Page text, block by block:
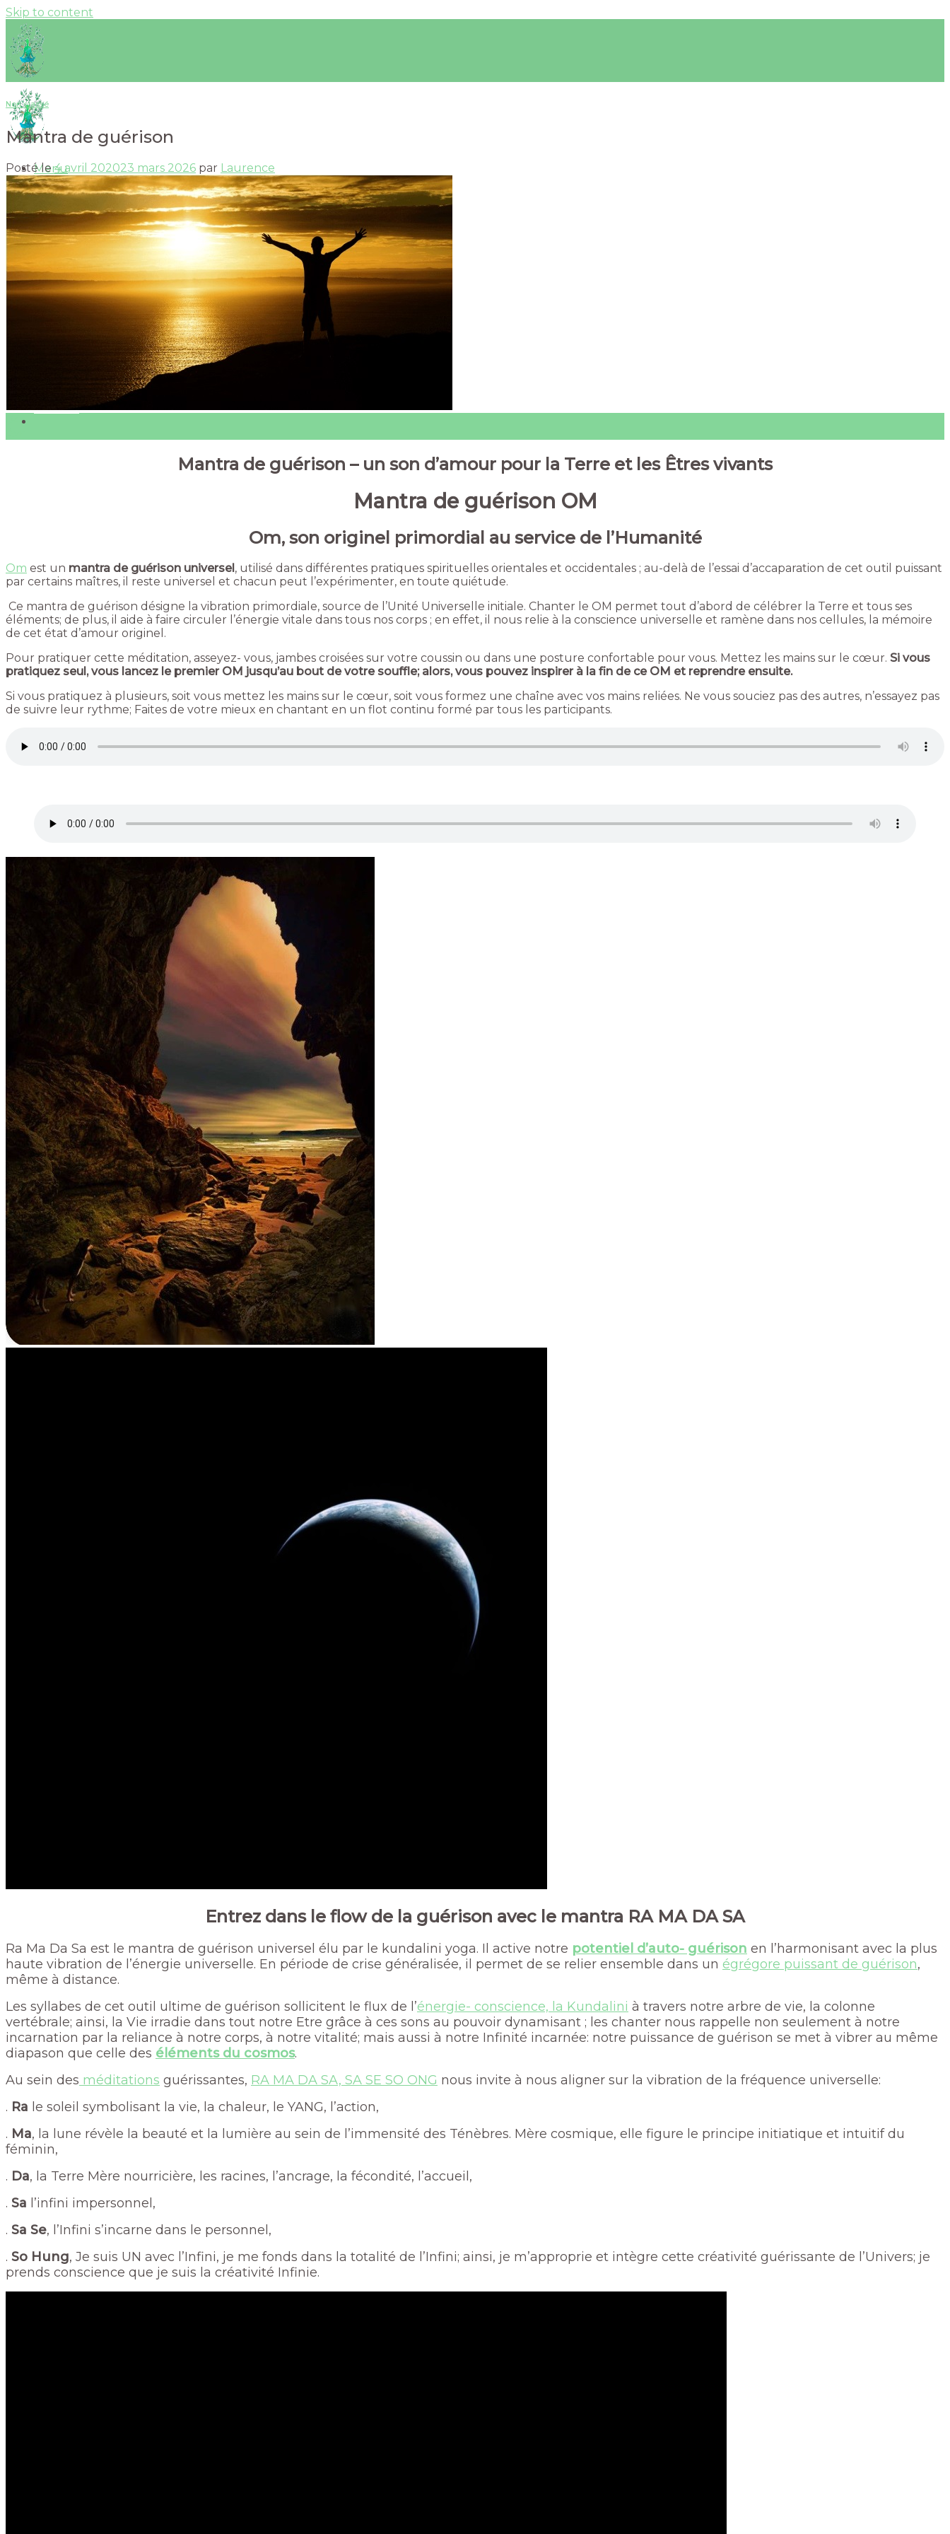
Skip to content
Menu
Accueil
Actualités
Vidéos
Kundalini Yoga
Bienfaits & Postures
Déroulement d’une séance
Mantras
Yoga et marche méditative « Être Mantra »
Mudras
Méditation
Cercles tantriques
Qui sommes-nous ?
Centre holistique
Contact
Non classé
Mantra de guérison
Posté le4 avril 202023 mars 2026 par Laurence
Mantra de guérison – un son d’amour pour la Terre et les Êtres vivants
Mantra de guérison OM
Om, son originel primordial au service de l’Humanité
Om est un mantra de guérison universel , utilisé dans différentes pratiques spirituelles orientales et occidentales ; au-delà de l’essai d’accaparation de cet outil puissant
par certains maîtres, il reste universel et chacun peut l’expérimenter, en toute quiétude.
Ce mantra de guérison désigne la vibration primordiale, source de l’Unité Universelle initiale. Chanter le OM permet tout d’abord de célébrer la Terre et tous ses
éléments; de plus, il aide à faire circuler l’énergie vitale dans tous nos corps ; en effet, il nous relie à la conscience universelle et ramène dans nos cellules, la mémoire
de cet état d’amour originel.
Pour pratiquer cette méditation, asseyez- vous, jambes croisées sur votre coussin ou dans une posture confortable pour vous. Mettez les mains sur le cœur. Si vous
pratiquez seul, vous lancez le premier OM jusqu’au bout de votre souffle; alors, vous pouvez inspirer à la fin de ce OM et reprendre ensuite.
Si vous pratiquez à plusieurs, soit vous mettez les mains sur le cœur, soit vous formez une chaîne avec vos mains reliées. Ne vous souciez pas des autres, n’essayez pas
de suivre leur rythme; Faites de votre mieux en chantant en un flot continu formé par tous les participants.
Entrez dans le flow de la guérison avec le mantra RA MA DA SA
Ra Ma Da Sa est le mantra de guérison universel élu par le kundalini yoga. Il active notre potentiel d’auto- guérison en l’harmonisant avec la plus
haute vibration de l’énergie universelle. En période de crise généralisée, il permet de se relier ensemble dans un égrégore puissant de guérison,
même à distance.
Les syllabes de cet outil ultime de guérison sollicitent le flux de l’énergie- conscience, la Kundalini à travers notre arbre de vie, la colonne
vertébrale; ainsi, la Vie irradie dans tout notre Etre grâce à ces sons au pouvoir dynamisant ; les chanter nous rappelle non seulement à notre
incarnation par la reliance à notre corps, à notre vitalité; mais aussi à notre Infinité incarnée: notre puissance de guérison se met à vibrer au même
diapason que celle des éléments du cosmos.
Au sein des méditations guérissantes, RA MA DA SA, SA SE SO ONG nous invite à nous aligner sur la vibration de la fréquence universelle:
. Ra le soleil symbolisant la vie, la chaleur, le YANG, l’action,
. Ma, la lune révèle la beauté et la lumière au sein de l’immensité des Ténèbres. Mère cosmique, elle figure le principe initiatique et intuitif du
féminin,
. Da, la Terre Mère nourricière, les racines, l’ancrage, la fécondité, l’accueil,
. Sa l’infini impersonnel,
. Sa Se, l’Infini s’incarne dans le personnel,
. So Hung, Je suis UN avec l’Infini, je me fonds dans la totalité de l’Infini; ainsi, je m’approprie et intègre cette créativité guérissante de l’Univers; je
prends conscience que je suis la créativité Infinie.